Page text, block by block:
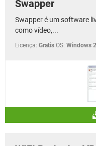
Swapper
Swapper é um software
como vídeo,...
Licença: Gratis OS: Windows